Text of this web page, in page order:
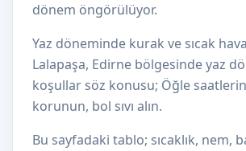
dönem öngörülüyor.
Yaz döneminde kurak ve sıcak
Lalapaşa, Edirne bölgesinde yaz
koşullar söz konusu; Öğle
korunun, bol sıvı alın.
Bu sayfadaki tablo; sıcaklık, nem,